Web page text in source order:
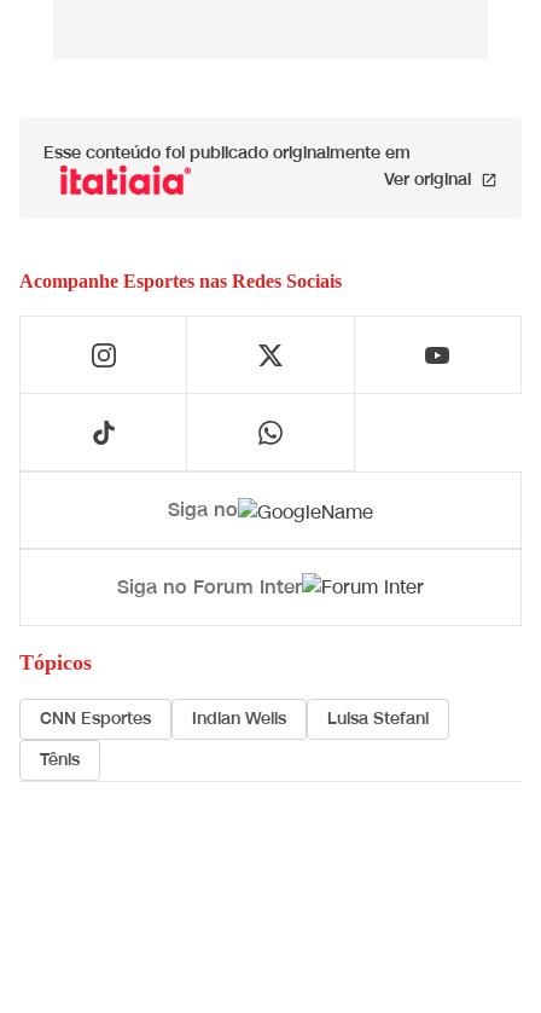
Esse conteúdo foi publicado originalmente em
Ver original
Acompanhe Esportes nas Redes Sociais
Siga no
Siga no Forum Inter
Tópicos
CNN Esportes Indian Wells
Luisa Stefani
Tênis